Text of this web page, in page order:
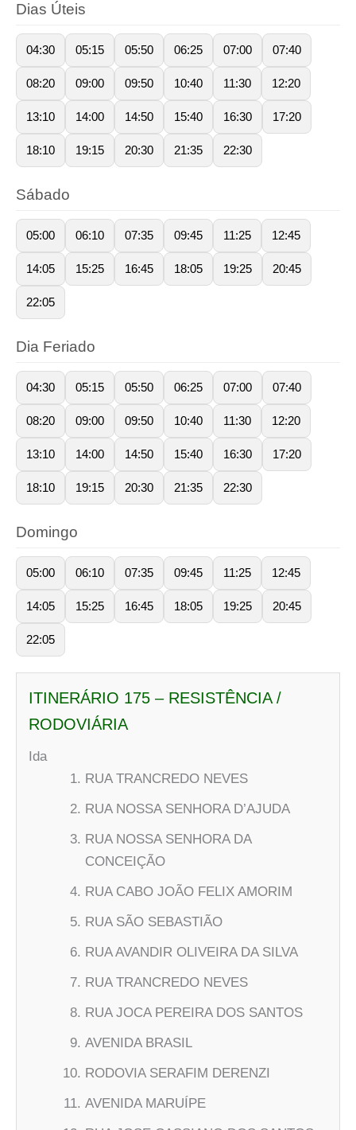
Dias Úteis
04:30 05:15 05:50 06:25 07:00 07:40
08:20 09:00 09:50 10:40 11:30 12:20
13:10 14:00 14:50 15:40 16:30 17:20
18:10 19:15 20:30 21:35 22:30
Sábado
05:00 06:10 07:35 09:45 11:25 12:45
14:05 15:25 16:45 18:05 19:25 20:45
22:05
Dia Feriado
04:30 05:15 05:50 06:25 07:00 07:40
08:20 09:00 09:50 10:40 11:30 12:20
13:10 14:00 14:50 15:40 16:30 17:20
18:10 19:15 20:30 21:35 22:30
Domingo
05:00 06:10 07:35 09:45 11:25 12:45
14:05 15:25 16:45 18:05 19:25 20:45
22:05
ITINERÁRIO 175 – RESISTÊNCIA /
RODOVIÁRIA
Ida
RUA TRANCREDO NEVES
RUA NOSSA SENHORA D’AJUDA
RUA NOSSA SENHORA DA
CONCEIÇÃO
RUA CABO JOÃO FELIX AMORIM
RUA SÃO SEBASTIÃO
RUA AVANDIR OLIVEIRA DA SILVA
RUA TRANCREDO NEVES
RUA JOCA PEREIRA DOS SANTOS
AVENIDA BRASIL
RODOVIA SERAFIM DERENZI
AVENIDA MARUÍPE